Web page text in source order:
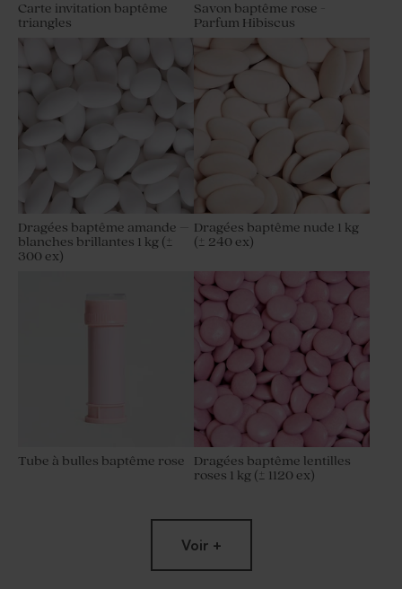
Carte invitation baptême
triangles
Savon baptême rose -
Parfum Hibiscus
Dragées baptême amande –
blanches brillantes 1 kg (±
300 ex)
Dragées baptême nude 1 kg
(± 240 ex)
Tube à bulles baptême rose
Dragées baptême lentilles
roses 1 kg (± 1120 ex)
Voir +